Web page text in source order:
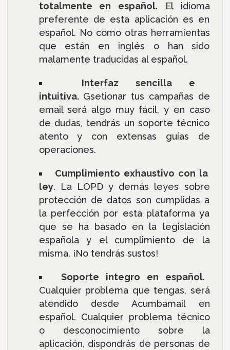
totalmente en español. El idioma
preferente de esta aplicación es en
español. No como otras herramientas
que están en inglés o han sido
malamente traducidas al español.
Interfaz sencilla e
intuitiva.Gsetionar tus campañas de
email será algo muy fácil, y en caso
de dudas, tendrás un soporte técnico
atento y con extensas guías de
operaciones.
Cumplimiento exhaustivo con la
ley. La LOPD y demás leyes sobre
protección de datos son cumplidas a
la perfección por esta plataforma ya
que se ha basado en la legislación
española y el cumplimiento de la
misma. ¡No tendrás sustos!
Soporte integro en español.
Cualquier problema que tengas, será
atendido desde Acumbamail en
español. Cualquier problema técnico
o desconocimiento sobre la
aplicación, dispondrás de personas de